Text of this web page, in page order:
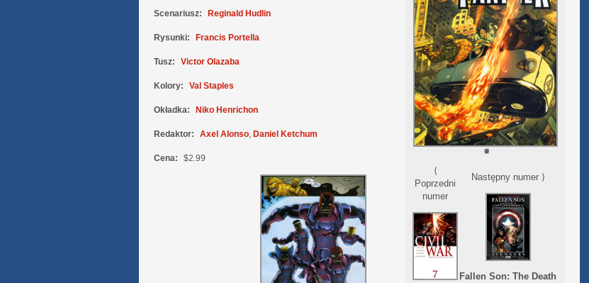
⟨
Poprzedni
numer
Następny numer ⟩
Fallen Son: The Death
Scenariusz: Reginald Hudlin
Rysunki: Francis Portella
Tusz: Victor Olazaba
Kolory: Val Staples
Okładka: Niko Henrichon
Redaktor: Axel Alonso, Daniel Ketchum
Cena: $2.99